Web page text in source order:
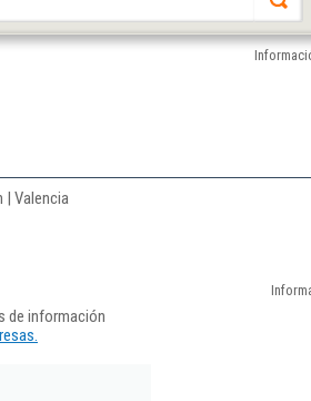
| Valencia
de información